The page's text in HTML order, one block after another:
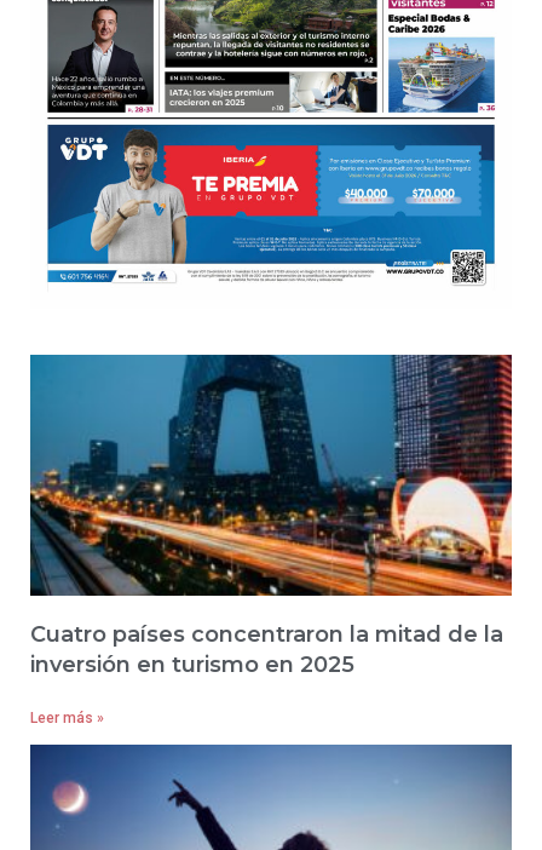
Cuatro países concentraron la mitad de la
inversión en turismo en 2025
Leer más »